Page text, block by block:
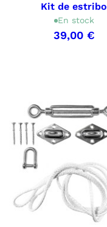
Kit de estribo
En stock
39,00 €